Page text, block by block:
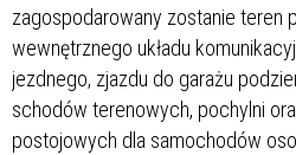
zagospodarowany zostanie teren
wewnętrznego układu
jezdnego, zjazdu do garażu
schodów terenowych, pochylni
postojowych dla samochodów